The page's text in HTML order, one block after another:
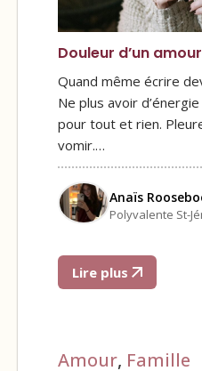
Douleur d’un
Quand même écrire
Ne plus avoir
pour tout et rien.
vomir.…
Anaïs
Polyvalente St-
Lire plus
Amour, Famille